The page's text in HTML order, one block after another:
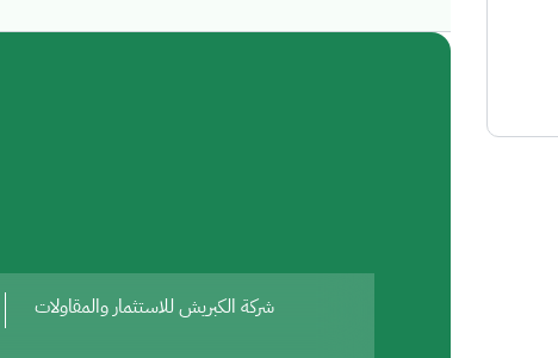
شركة الكبريش للاستثمار والمقاولات